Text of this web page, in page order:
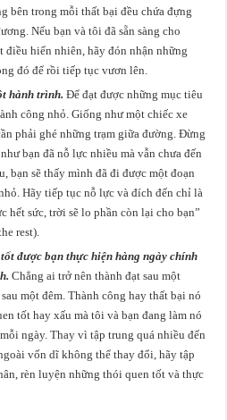
bên trong mỗi thất bại đều chứa đựng
Nếu bạn và tôi đã sẵn sàng cho
hiển nhiên, hãy đón nhận những
đó để rồi tiếp tục vươn lên.
hành trình. Để đạt được những mục tiêu
công nhỏ. Giống như một chiếc xe
phải ghé những trạm giữa đường. Đừng
bạn đã nỗ lực nhiều mà vẫn chưa đến
bạn sẽ thấy mình đã đi được một đoạn
Hãy tiếp tục nỗ lực và đích đến chỉ là
hết sức, trời sẽ lo phần còn lại cho bạn”
rest).
được bạn thực hiện hàng ngày chính
Chẳng ai trở nên thành đạt sau một
một đêm. Thành công hay thất bại nó
tốt hay xấu mà tôi và bạn đang làm nó
ngày. Thay vì tập trung quá nhiều đến
vốn dĩ không thể thay đổi, hãy tập
rèn luyện những thói quen tốt và thực